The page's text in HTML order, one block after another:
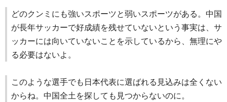
どのクンミにも強いスポーツと弱いスポーツがある。中国
が長年サッカーで好成績を残せていないという事実は、サ
ッカーには向いていないことを示しているから、無理にや
る必要はないよ。
このような選手でも日本代表に選ばれる見込みは全くない
からね。中国全土を探しても見つからないのに。